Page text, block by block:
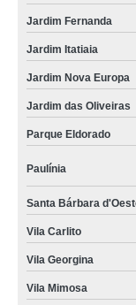
Jardim Fernanda
Jardim Itatiaia
Jardim Nova Europa
Jardim das Oliveiras
Parque Eldorado
Paulínia
Santa Bárbara
Vila Carlito
Vila Georgina
Vila Mimosa